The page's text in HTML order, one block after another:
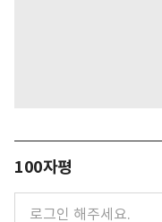
100자평